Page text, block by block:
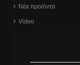
Νέα προϊόντα
Video